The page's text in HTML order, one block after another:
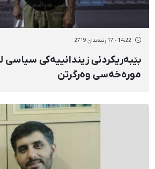
14:22 - 17 رێبەندان 2719
بێبەریکردنی زیندانییەکی سیاسی
مورەخەسی وەرگرتن